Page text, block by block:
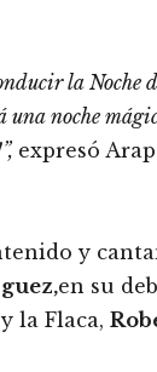
la Noche
noche
expresó
y
en su
la Flaca,